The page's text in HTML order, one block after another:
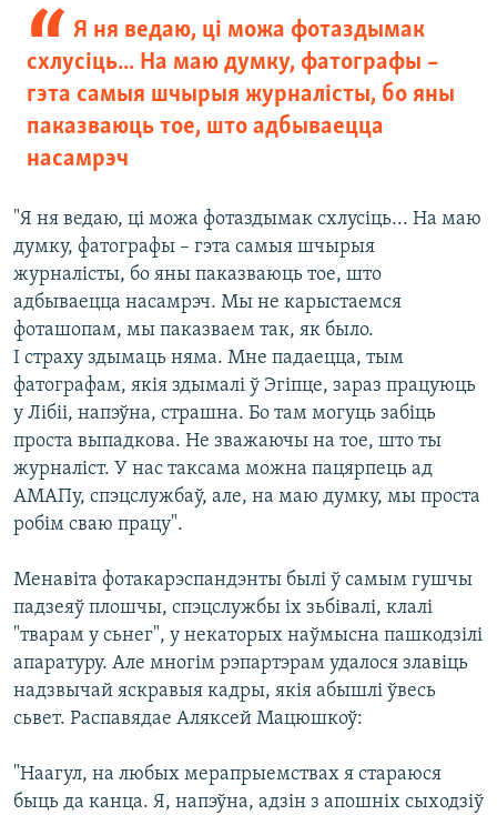
Я ня ведаю, ці можа фотаздымак
схлусіць... На маю думку, фатографы –
гэта самыя шчырыя журналісты, бо яны
паказваюць тое, што адбываецца
насамрэч
"Я ня ведаю, ці можа фотаздымак схлусіць... На маю
думку, фатографы – гэта самыя шчырыя
журналісты, бо яны паказваюць тое, што
адбываецца насамрэч. Мы не карыстаемся
фоташопам, мы паказваем так, як было.
І страху здымаць няма. Мне падаецца, тым
фатографам, якія здымалі ў Эгіпце, зараз працуюць
у Лібіі, напэўна, страшна. Бо там могуць забіць
проста выпадкова. Не зважаючы на тое, што ты
журналіст. У нас таксама можна пацярпець ад
АМАПу, спэцслужбаў, але, на маю думку, мы проста
робім сваю працу".
Менавіта фотакарэспандэнты былі ў самым гушчы
падзеяў плошчы, спэцслужбы іх зьбівалі, клалі
"тварам у сьнег", у некаторых наўмысна пашкодзілі
апаратуру. Але многім рэпартэрам удалося злавіць
надзвычай яскравыя кадры, якія абышлі ўвесь
сьвет. Распавядае Аляксей Мацюшкоў:
"Наагул, на любых мерапрыемствах я стараюся
быць да канца. Я, напэўна, адзін з апошніх сыходзіў